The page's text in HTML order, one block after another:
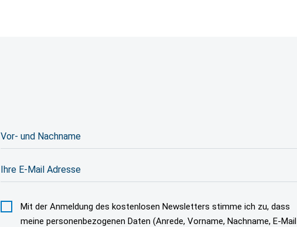
Vor-
und
Nachname
E-
Mail
Mit der Anmeldung des kostenlosen Newsletters stimme ich zu, dass
meine personenbezogenen Daten (Anrede, Vorname, Nachname, E-Mail